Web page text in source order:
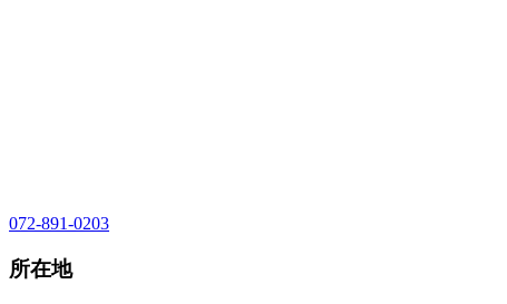
072-891-0203
所在地